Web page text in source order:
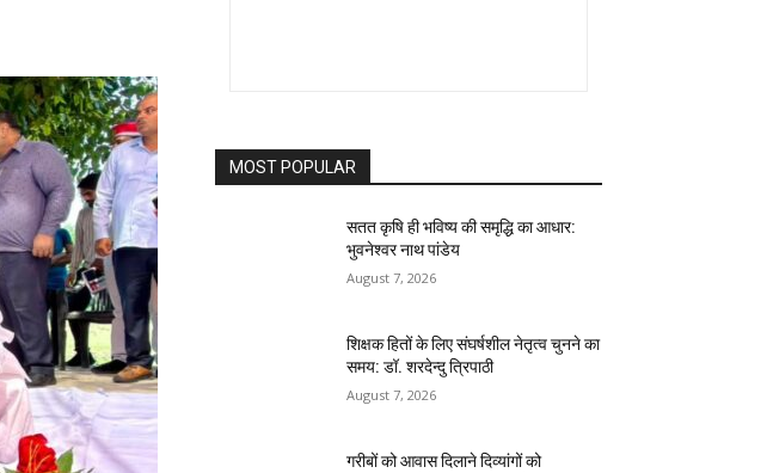
MOST POPULAR
सतत कृषि ही भविष्य की समृद्धि का आधार:
भुवनेश्वर नाथ पांडेय
August 7, 2026
शिक्षक हितों के लिए संघर्षशील नेतृत्व चुनने का
समय: डॉ. शरदेन्दु त्रिपाठी
August 7, 2026
गरीबों को आवास दिलाने दिव्यांगों को